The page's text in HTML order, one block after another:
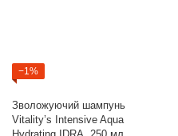
−1%
Зволожуючий шампунь
Vitality’s Intensive Aqua